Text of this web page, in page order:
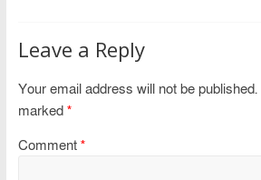
Leave a Reply
Your email address will not be published.
marked *
Comment *